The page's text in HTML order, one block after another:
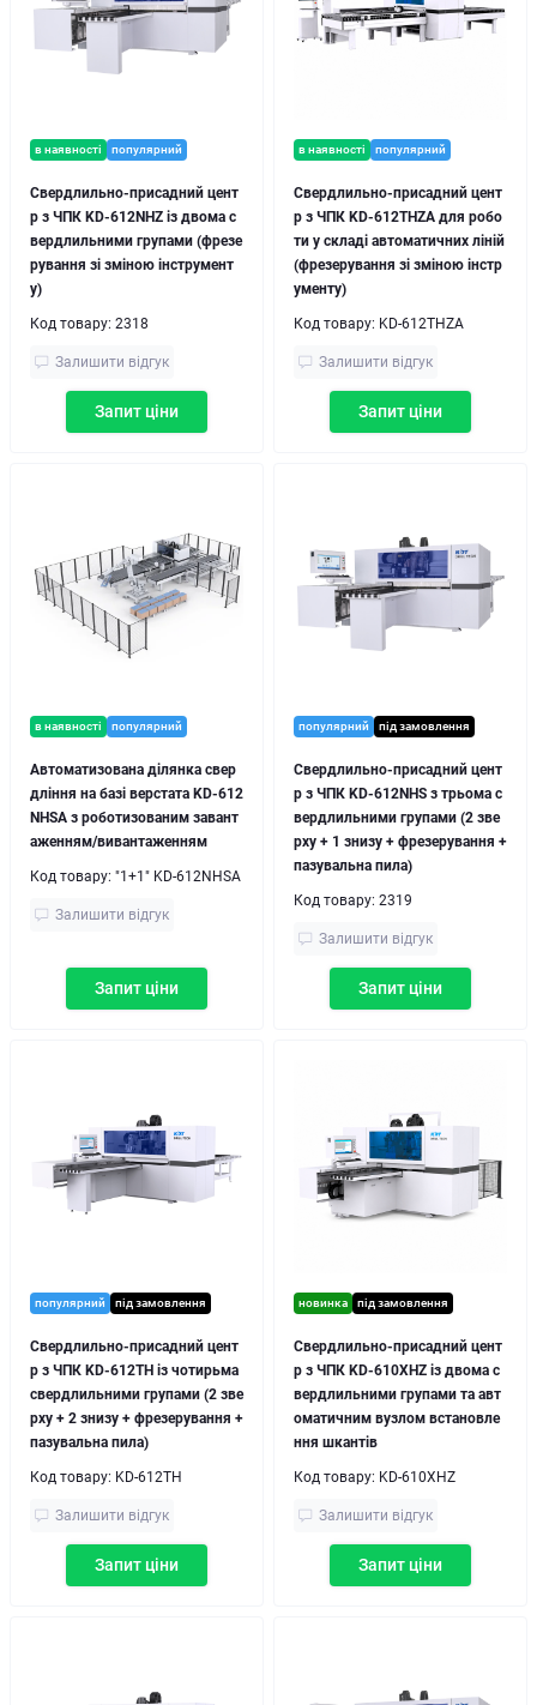
в наявності популярний
Свердлильно-присадний цент
р з ЧПК KD-612NHZ із двома с
вердлильними групами (фрезе
рування зі зміною інструмент
у)
Код товару: 2318
Залишити відгук
Запит ціни
в наявності популярний
Свердлильно-присадний цент
р з ЧПК KD-612THZA для робо
ти у складі автоматичних ліній
(фрезерування зі зміною інстр
ументу)
Код товару: KD-612THZA
Залишити відгук
Запит ціни
в наявності популярний
Автоматизована ділянка свер
дління на базі верстата KD-612
NHSA з роботизованим завант
аженням/вивантаженням
Код товару: "1+1" KD-612NHSA
Залишити відгук
Запит ціни
популярний під замовлення
Свердлильно-присадний цент
р з ЧПК KD-612NHS з трьома с
вердлильними групами (2 зве
рху + 1 знизу + фрезерування +
пазувальна пила)
Код товару: 2319
Залишити відгук
Запит ціни
популярний під замовлення
Свердлильно-присадний цент
р з ЧПК KD-612TH із чотирьма
свердлильними групами (2 зве
рху + 2 знизу + фрезерування +
пазувальна пила)
Код товару: KD-612TH
Залишити відгук
Запит ціни
новинка під замовлення
Свердлильно-присадний цент
р з ЧПК KD-610XHZ із двома с
вердлильними групами та авт
оматичним вузлом встановле
ння шкантів
Код товару: KD-610XHZ
Залишити відгук
Запит ціни